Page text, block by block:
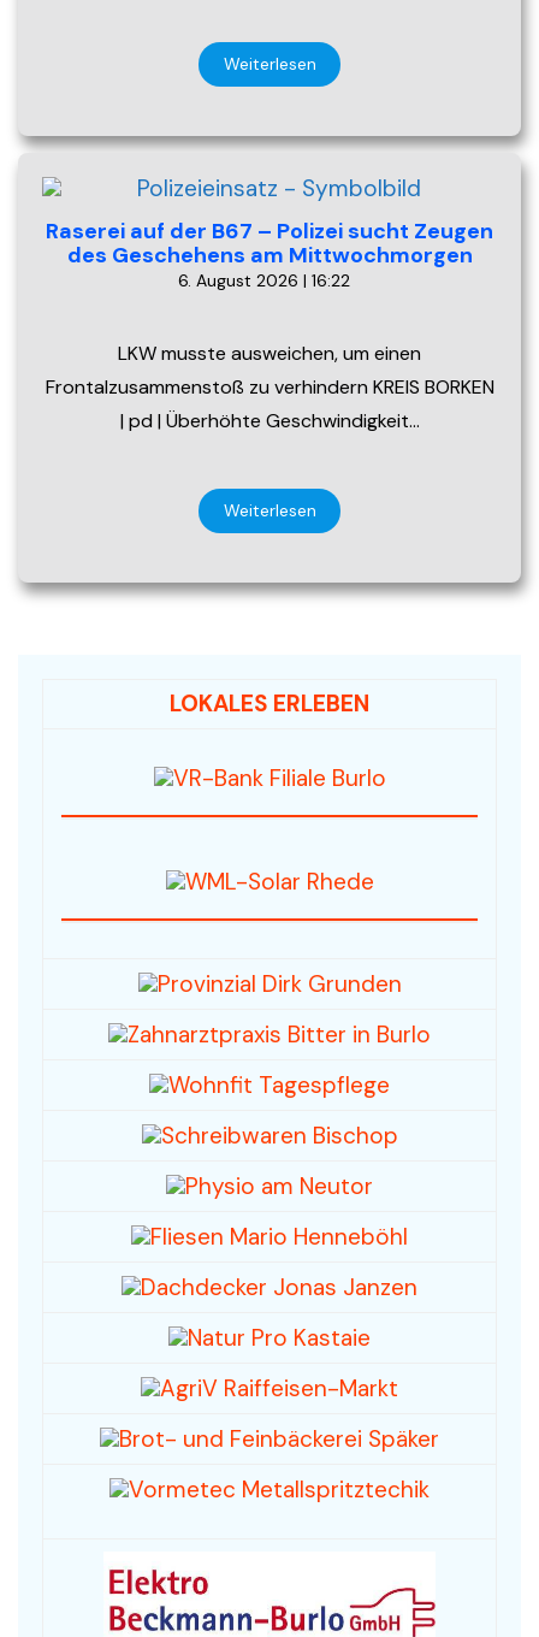
Weiterlesen
Raserei auf der B67 – Polizei sucht Zeugen
des Geschehens am Mittwochmorgen
6. August 2026 | 16:22
LKW musste ausweichen, um einen
Frontalzusammenstoß zu verhindern KREIS BORKEN
| pd | Überhöhte Geschwindigkeit…
Weiterlesen
LOKALES ERLEBEN